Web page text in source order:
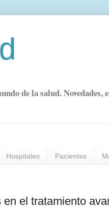
de la salud.
Hospitales Pacientes
el tratamiento